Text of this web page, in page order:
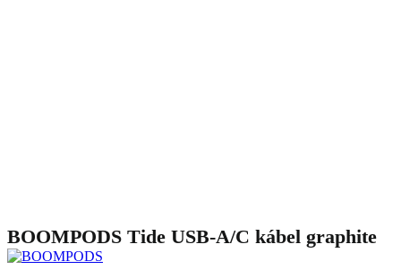
BOOMPODS Tide USB-A/C kábel graphite